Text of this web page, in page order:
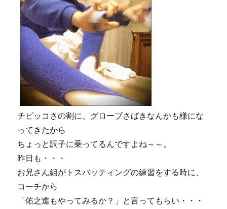
チビッコさの割に、グローブさばきなんかも様にな
ってきたから
ちょっと調子に乗ってるんですよね～～。
昨日も・・・
お兄さん組がトスバッティングの練習をする時に、
コーチから
「佑之進もやってみるか？」と言ってもらい・・・